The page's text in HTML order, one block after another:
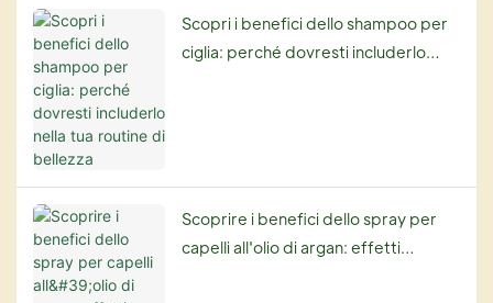
Scopri i benefici dello shampoo per
ciglia: perché dovresti includerlo
Scoprire i benefici dello spray per
capelli all'olio di argan: effetti